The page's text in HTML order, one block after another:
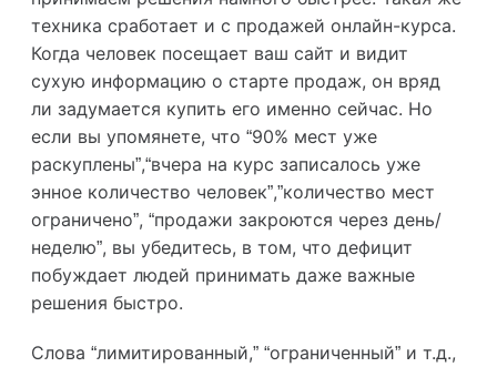
техника сработает и с продажей онлайн-курса.
Когда человек посещает ваш сайт и видит
сухую информацию о старте продаж, он вряд
ли задумается купить его именно сейчас. Но
если вы упомянете, что “90% мест уже
раскуплены”,“вчера на курс записалось уже
энное количество человек”,”количество мест
ограничено”, “продажи закроются через день/
неделю”, вы убедитесь, в том, что дефицит
побуждает людей принимать даже важные
решения быстро.
Слова “лимитированный,” “ограниченный” и т.д.,